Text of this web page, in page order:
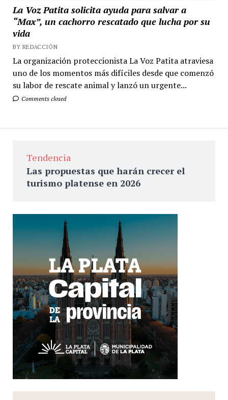
La Voz Patita solicita ayuda para salvar a
“Max”, un cachorro rescatado que lucha por su
vida
BY REDACCIÓN
La organización proteccionista La Voz Patita atraviesa
uno de los momentos más difíciles desde que comenzó
su labor de rescate animal y lanzó un urgente...
Comments closed
Tendencia
Las propuestas que harán crecer el
turismo platense en 2026